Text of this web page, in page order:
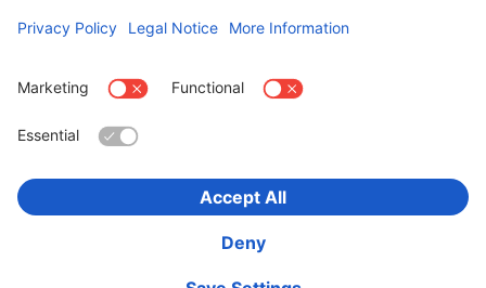
Wybierz kraj
Bezpieczeństwo i ochrona danych
Deklaracje zgodności